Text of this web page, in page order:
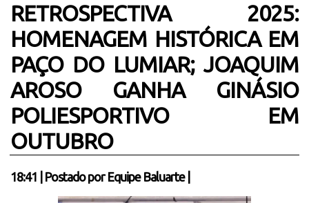
RETROSPECTIVA 2025:
HOMENAGEM HISTÓRICA EM
PAÇO DO LUMIAR; JOAQUIM
AROSO GANHA GINÁSIO
POLIESPORTIVO EM
OUTUBRO
18:41 Postado por Equipe Baluarte